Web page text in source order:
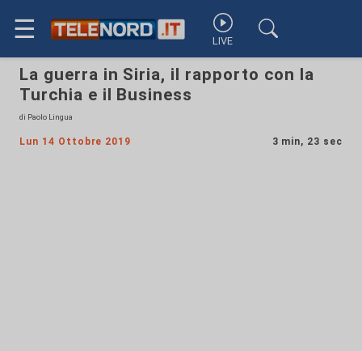
☰ LIVE
La guerra in Siria, il rapporto con la
Turchia e il Business
di Paolo Lingua
Lun 14 Ottobre 2019 3 min, 23 sec